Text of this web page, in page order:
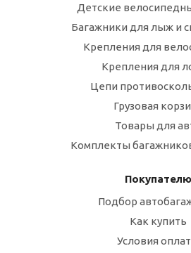
Детские
Багажники для лыж и
Крепления для
Крепления для
Цепи
Грузовая
Товары для
Комплекты
Покупателю
Подбор
Как купить
Условия